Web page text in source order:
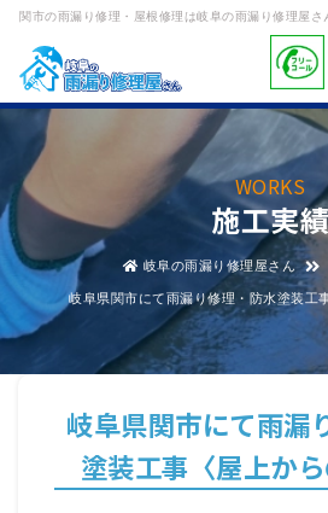
関市の雨漏り修理・屋根修理は岐阜の雨漏り修理屋さ
WORKS
施工実績
岐阜の雨漏り修理屋さん
岐阜県関市にて雨漏り修理・防水塗装工
岐阜県関市にて雨漏
塗装工事〈屋上から